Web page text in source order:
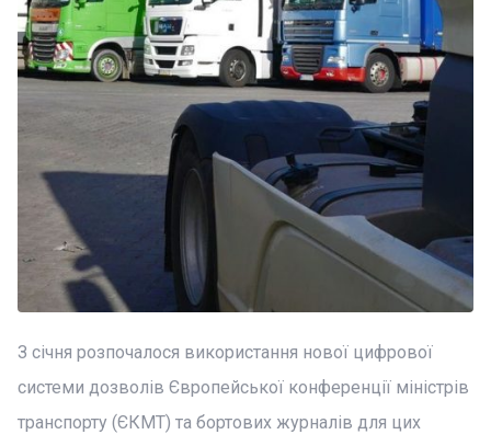
З січня розпочалося використання нової цифрової
системи дозволів Європейської конференції міністрів
транспорту (ЄКМТ) та бортових журналів для цих